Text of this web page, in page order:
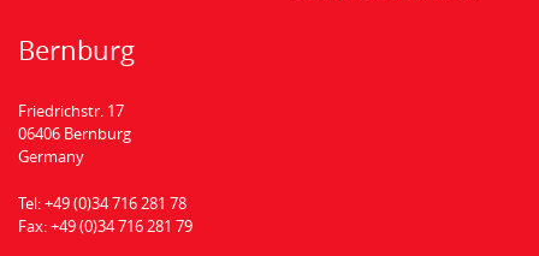
Bernburg
Friedrichstr. 17
06406 Bernburg
Germany
Tel:+49 (0)34 716 281 78
Fax:+49 (0)34 716 281 79